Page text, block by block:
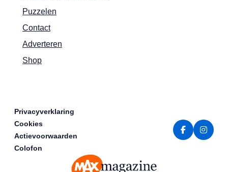
Puzzelen
Contact
Adverteren
Shop
Privacyverklaring
Cookies
Actievoorwaarden
Colofon